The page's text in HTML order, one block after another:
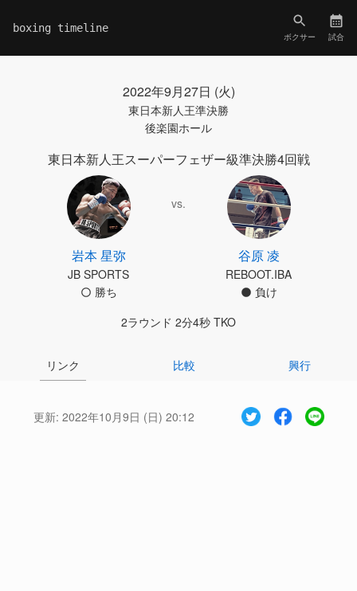
boxing timeline
ボクサー 試合
2022年9月27日 (火)
東日本新人王準決勝
後楽園ホール
東日本新人王スーパーフェザー級準決勝4回戦
岩本 星弥
JB SPORTS
勝ち
vs.
谷原 凌
REBOOT.IBA
負け
2ラウンド 2分4秒 TKO
リンク 比較 興行
更新: 2022年10月9日 (日) 20:12